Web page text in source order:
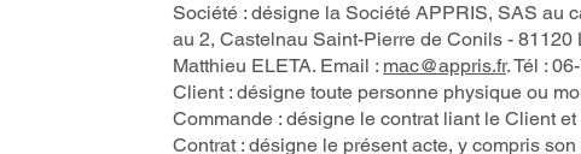
Société : désigne la Société APPRIS, SAS au
au 2, Castelnau Saint-Pierre de Conils -
Matthieu ELETA. Email : mac@appris.fr. Tél :
Client : désigne toute personne physique ou
Commande : désigne le contrat liant le Client
Contrat : désigne le présent acte, y compris